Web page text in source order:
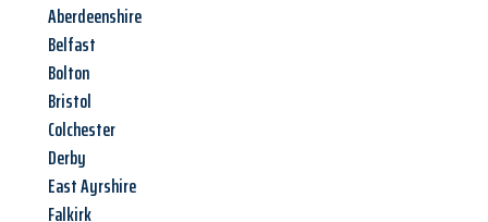
Aberdeenshire
Belfast
Bolton
Bristol
Colchester
Derby
East Ayrshire
Falkirk